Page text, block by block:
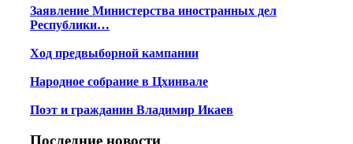
Заявление Министерства иностранных дел
Республики…
Ход предвыборной кампании
Народное собрание в Цхинвале
Поэт и гражданин Владимир Икаев
Последние новости